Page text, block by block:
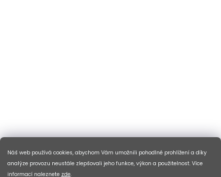
Náš web používá cookies, abychom Vám umožnili pohodlné prohlížení a díky
analýze provozu neustále zlepšovali jeho funkce, výkon a použitelnost. Více
informací naleznete zde.